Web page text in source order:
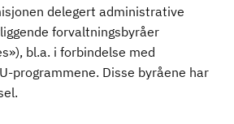
delegert administrative
forvaltningsbyråer
bl.a. i forbindelse med
programmene. Disse byråene har